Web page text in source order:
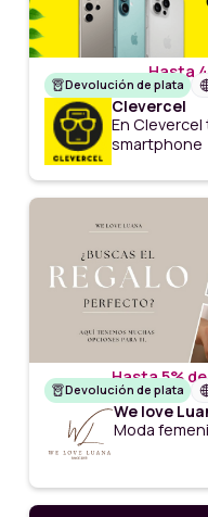
Hasta
Devolución de plata
Clevercel
En
smartphone
Hasta 5%
Devolución de plata
We love
Moda